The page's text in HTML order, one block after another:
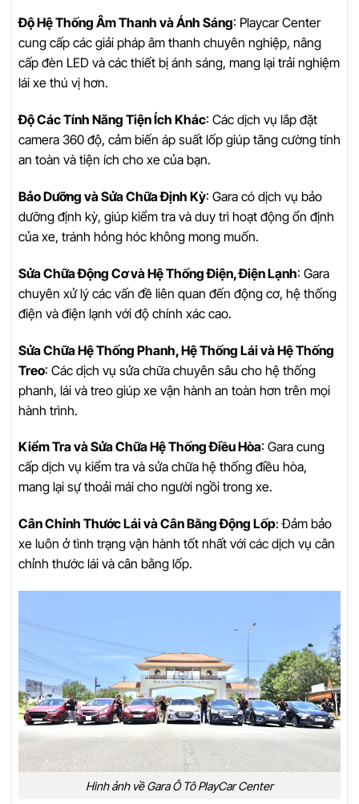
Độ Hệ Thống Âm Thanh và Ánh Sáng: Playcar Center
cung cấp các giải pháp âm thanh chuyên nghiệp, nâng
cấp đèn LED và các thiết bị ánh sáng, mang lại trải nghiệm
lái xe thú vị hơn.
Độ Các Tính Năng Tiện Ích Khác: Các dịch vụ lắp đặt
camera 360 độ, cảm biến áp suất lốp giúp tăng cường tính
an toàn và tiện ích cho xe của bạn.
Bảo Dưỡng và Sửa Chữa Định Kỳ: Gara có dịch vụ bảo
dưỡng định kỳ, giúp kiểm tra và duy trì hoạt động ổn định
của xe, tránh hỏng hóc không mong muốn.
Sửa Chữa Động Cơ và Hệ Thống Điện, Điện Lạnh: Gara
chuyên xử lý các vấn đề liên quan đến động cơ, hệ thống
điện và điện lạnh với độ chính xác cao.
Sửa Chữa Hệ Thống Phanh, Hệ Thống Lái và Hệ Thống
Treo: Các dịch vụ sửa chữa chuyên sâu cho hệ thống
phanh, lái và treo giúp xe vận hành an toàn hơn trên mọi
hành trình.
Kiểm Tra và Sửa Chữa Hệ Thống Điều Hòa: Gara cung
cấp dịch vụ kiểm tra và sửa chữa hệ thống điều hòa,
mang lại sự thoải mái cho người ngồi trong xe.
Cân Chỉnh Thước Lái và Cân Bằng Động Lốp: Đảm bảo
xe luôn ở tình trạng vận hành tốt nhất với các dịch vụ cân
chỉnh thước lái và cân bằng lốp.
Hình ảnh về Gara Ô Tô PlayCar Center